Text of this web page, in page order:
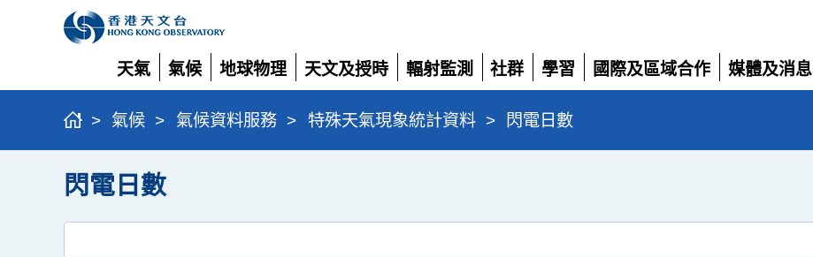
天氣
展
開
氣候
展
開
地球物理
展
開
天文及授時
展
開
輻射監測
展
開
社群
展
開
學習
展
開
國際及區域合作
展
媒體及消息
展
> 氣候 > 氣候資料服務 > 特殊天氣現象統計資料 > 閃電日數
閃電日數